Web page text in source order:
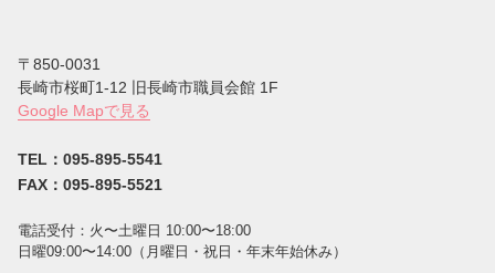
〒850-0031
⻑崎市桜町1-12 旧長崎市職員会館 1F
Google Mapで見る
TEL：095-895-5541
FAX：095-895-5521
電話受付：⽕〜⼟曜⽇ 10:00〜18:00
⽇曜09:00〜14:00（⽉曜⽇・祝⽇・年末年始休み）